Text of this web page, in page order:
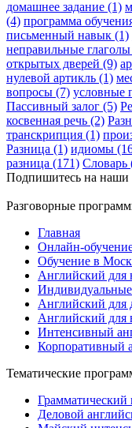
домашнее задание (1)
(4) программа
письменный навык (1)
неправильные
открытых дверей (9)
нулевой артикль (1)
вопросы (7) условные
Пассивный залог (5)
косвенная речь (2)
транскрипция (1)
Разница (1) идиомы
разница (171) Словарь
Подпишитесь на наши
Разговорные
Главная
Онлайн-
Обучение в
Английский
Индивидуальные
Английский для
Английский для
Интенсивный
Корпоративный
Тематические
Грамматический
Деловой